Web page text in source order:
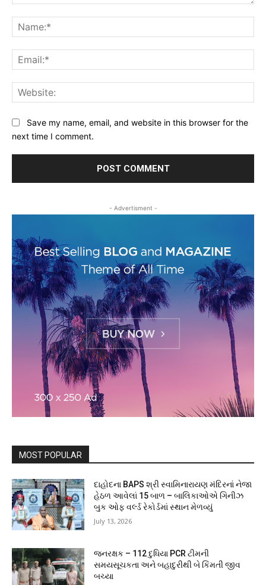
Save my name, email, and website in this browser for the
next time I comment.
- Advertisment -
MOST POPULAR
દાહોદના BAPS શ્રી સ્વામિનારાયણ મંદિરનાં નેજા
હેઠળ આવેલાં 15 બાળ – બાલિકાઓએ ગિનીઝ
બુક ઓફ વર્લ્ડ રેકોર્ડમાં સ્થાન મેળવ્યું
July 13, 2026
જનરક્ષક – 112 દુધિયા PCR ટીમની
સમયસૂચકતા અને બહાદુરીથી બે કિંમતી જીવ
બચ્યા